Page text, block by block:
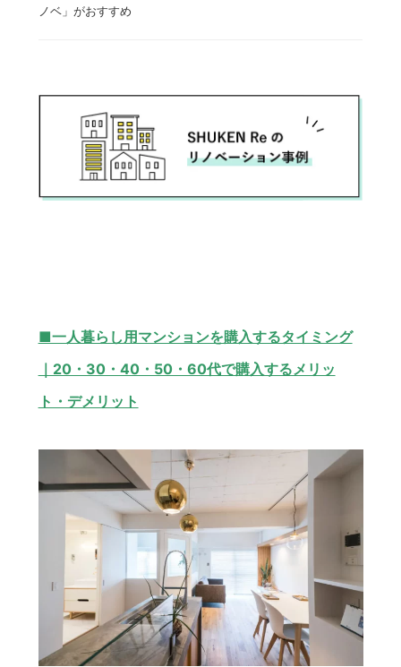
ノベ」がおすすめ
■一人暮らし用マンションを購入するタイミング
｜20・30・40・50・60代で購入するメリッ
ト・デメリット